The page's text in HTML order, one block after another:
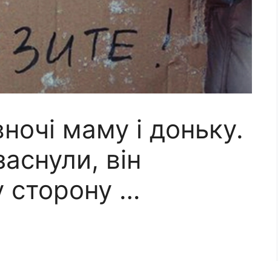
маму і доньку.
він
сторону …